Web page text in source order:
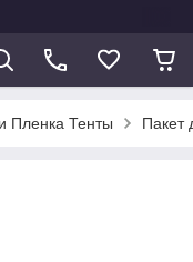
Пленка Тенты Пакет